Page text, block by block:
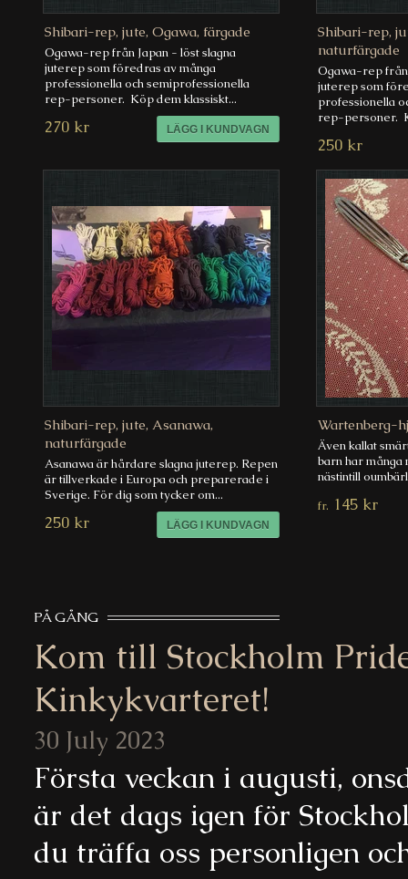
Shibari-rep, jute, Ogawa, färgade
Ogawa-rep från Japan - löst slagna
juterep som föredras av många
professionella och semiprofessionella
rep-personer. Köp dem klassiskt...
270 kr
Shibari-rep,
naturfärgade
Ogawa-rep från
juterep som
professionella
rep-personer.
250 kr
Shibari-rep, jute, Asanawa,
naturfärgade
Asanawa är hårdare slagna juterep. Repen
är tillverkade i Europa och preparerade i
Sverige. För dig som tycker om...
250 kr
Wartenberg-
Även kallat
barn har många
nästintill
fr. 145 kr
PÅ GÅNG
Kom till Stockholm
Kinkykvarteret!
30 July 2023
Första veckan i augusti,
är det dags igen för
du träffa oss personligen